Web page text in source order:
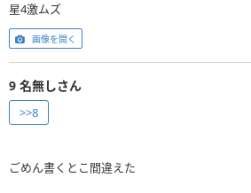
星4激ムズ
画像を開く
9 名無しさん
>>8
ごめん書くとこ間違えた